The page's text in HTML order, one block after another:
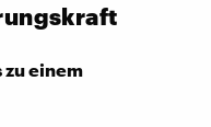
zu einem